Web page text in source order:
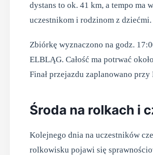
dystans to ok. 41 km, a tempo ma
uczestnikom i rodzinom z dziećmi.
Zbiórkę wyznaczono na godz.
ELBLĄG. Całość ma potrwać
Finał przejazdu zaplanowano
Środa na rolkach i
Kolejnego dnia na uczestników
rolkowisku pojawi się